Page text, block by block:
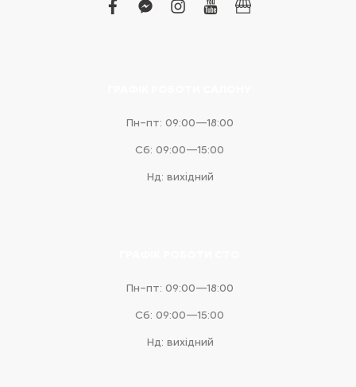
facebook
facebook-
instagram
youtubebusiness
Пн–пт: 09:00—18:00
Сб: 09:00—15:00
Нд: вихідний
Пн–пт: 09:00—18:00
Сб: 09:00—15:00
Нд: вихідний